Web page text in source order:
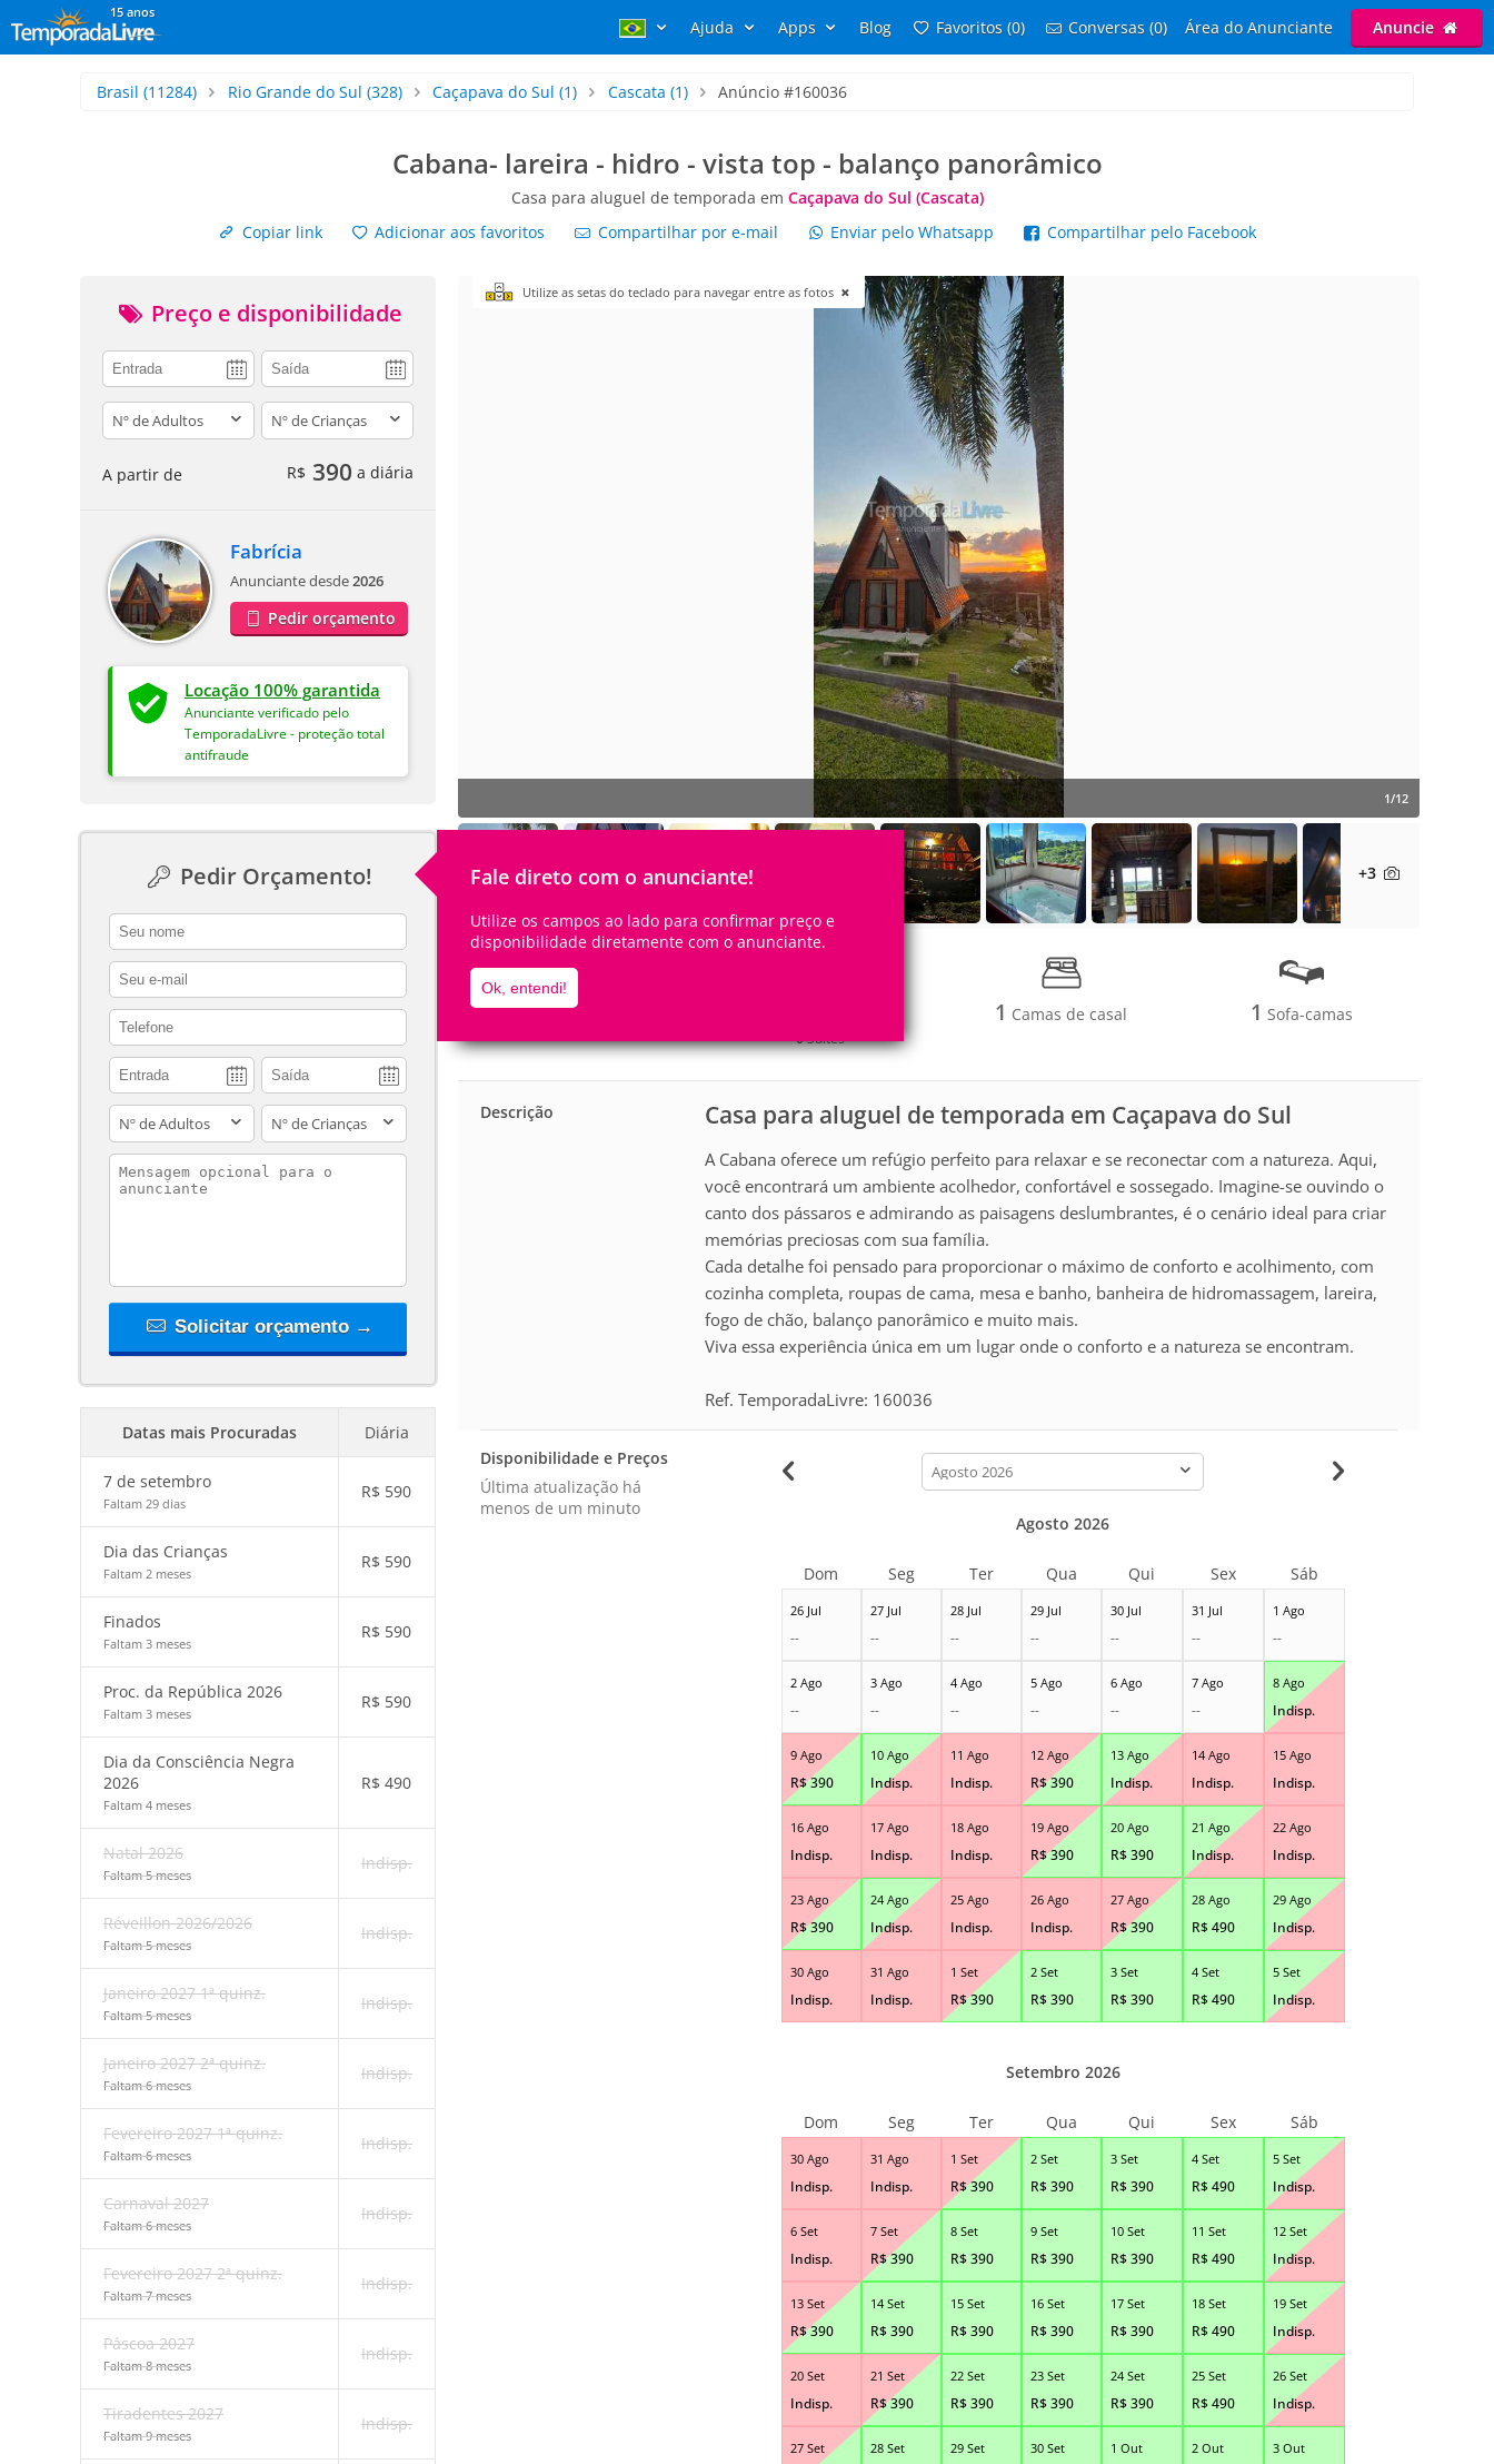
15 anos
Ajuda Apps Blog Favoritos (0) Conversas (0) Área do Anunciante Anuncie
Brasil (11284) Rio Grande do Sul (328) Caçapava do Sul (1) Cascata (1) Anúncio #160036
Cabana- lareira - hidro - vista top - balanço panorâmico
Casa para aluguel de temporada em Caçapava do Sul (Cascata)
Copiar link
Adicionar aos favoritos Compartilhar por e-mail Enviar pelo Whatsapp Compartilhar pelo Facebook
Preço e disponibilidade
adults children
A partir de R$ 390 a diária
Fabrícia
Anunciante desde2026
Pedir orçamento
Locação 100% garantida
Anunciante verificado pelo
TemporadaLivre - proteção total
antifraude
Pedir Orçamento! Fale direto com o anunciante!
Utilize os campos ao lado para confirmar preço e
disponibilidade diretamente com o anunciante.
Ok, entendi!
contact_name
contact_email
contact_phone
adults children
contact_message
Solicitar orçamento →
Datas mais Procuradas Diária
7 de setembro
Faltam 29 dias
R$ 590
Dia das Crianças
Faltam 2 meses
R$ 590
Finados
Faltam 3 meses
R$ 590
Proc. da República 2026
Faltam 3 meses
R$ 590
Dia da Consciência Negra
2026
Faltam 4 meses
R$ 490
Natal 2026
Faltam 5 meses
Indisp.
Réveillon 2026/2026
Faltam 5 meses
Indisp.
Janeiro 2027 1ª quinz.
Faltam 5 meses
Indisp.
Janeiro 2027 2ª quinz.
Faltam 6 meses
Indisp.
Fevereiro 2027 1ª quinz.
Faltam 6 meses
Indisp.
Carnaval 2027
Faltam 6 meses
Indisp.
Fevereiro 2027 2ª quinz.
Faltam 7 meses
Indisp.
Páscoa 2027
Faltam 8 meses
Indisp.
Tiradentes 2027
Faltam 9 meses
Indisp.
Utilize as setas do teclado para navegar entre as fotos
1/12
+3
2Pessoas
0Suítes
1 Camas de casal 1 Sofa-camas
Casa para aluguel de temporada em Caçapava do Sul
Descrição
A Cabana oferece um refúgio perfeito para relaxar e se reconectar com a natureza. Aqui,
você encontrará um ambiente acolhedor, confortável e sossegado. Imagine-se ouvindo o
canto dos pássaros e admirando as paisagens deslumbrantes, é o cenário ideal para criar
memórias preciosas com sua família.
Cada detalhe foi pensado para proporcionar o máximo de conforto e acolhimento, com
cozinha completa, roupas de cama, mesa e banho, banheira de hidromassagem, lareira,
fogo de chão, balanço panorâmico e muito mais.
Viva essa experiência única em um lugar onde o conforto e a natureza se encontram.
Ref. TemporadaLivre: 160036
Disponibilidade e Preços
Última atualização há
menos de um minuto
calendar-
month
26 Jul
--
27 Jul
--
28 Jul
--
29 Jul
--
30 Jul
--
31 Jul
--
1 Ago
--
2 Ago
--
3 Ago
--
4 Ago
--
5 Ago
--
6 Ago
--
7 Ago
--
8 Ago
Indisp.
9 Ago
R$390
10 Ago
Indisp.
11 Ago
Indisp.
12 Ago
R$390
13 Ago
Indisp.
14 Ago
Indisp.
15 Ago
Indisp.
16 Ago
Indisp.
17 Ago
Indisp.
18 Ago
Indisp.
19 Ago
R$390
20 Ago
R$390
21 Ago
Indisp.
22 Ago
Indisp.
23 Ago
R$390
24 Ago
Indisp.
25 Ago
Indisp.
26 Ago
Indisp.
27 Ago
R$390
28 Ago
R$490
29 Ago
Indisp.
30 Ago
Indisp.
31 Ago
Indisp.
1 Set
R$390
2 Set
R$390
3 Set
R$390
4 Set
R$490
5 Set
Indisp.
Agosto 2026
Dom Seg Ter Qua Qui Sex Sáb
30 Ago
Indisp.
31 Ago
Indisp.
1 Set
R$390
2 Set
R$390
3 Set
R$390
4 Set
R$490
5 Set
Indisp.
6 Set
Indisp.
7 Set
R$390
8 Set
R$390
9 Set
R$390
10 Set
R$390
11 Set
R$490
12 Set
Indisp.
13 Set
R$390
14 Set
R$390
15 Set
R$390
16 Set
R$390
17 Set
R$390
18 Set
R$490
19 Set
Indisp.
20 Set
Indisp.
21 Set
R$390
22 Set
R$390
23 Set
R$390
24 Set
R$390
25 Set
R$490
26 Set
Indisp.
27 Set 28 Set 29 Set 30 Set 1 Out 2 Out 3 Out
Setembro 2026
Dom Seg Ter Qua Qui Sex Sáb